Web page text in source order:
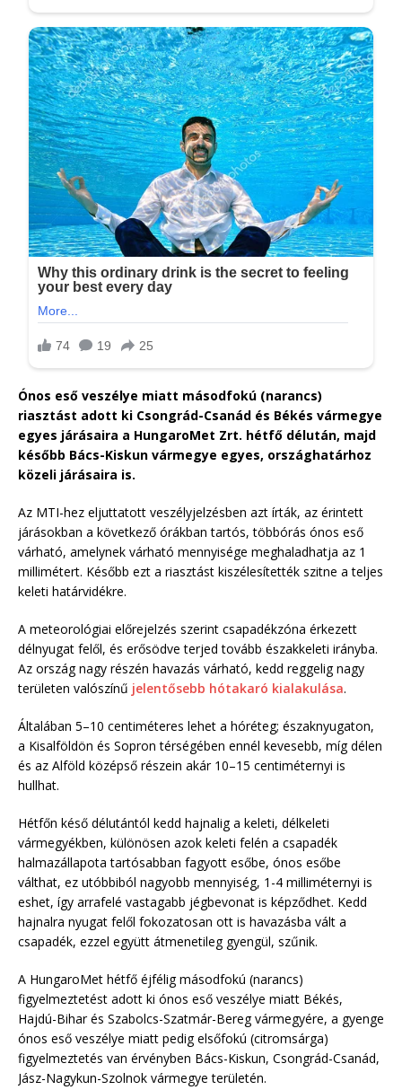
Ónos eső veszélye miatt másodfokú (narancs)
riasztást adott ki Csongrád-Csanád és Békés vármegye
egyes járásaira a HungaroMet Zrt. hétfő délután, majd
később Bács-Kiskun vármegye egyes, országhatárhoz
közeli járásaira is.
Az MTI-hez eljuttatott veszélyjelzésben azt írták, az érintett
járásokban a következő órákban tartós, többórás ónos eső
várható, amelynek várható mennyisége meghaladhatja az 1
millimétert. Később ezt a riasztást kiszélesítették szitne a teljes
keleti határvidékre.
A meteorológiai előrejelzés szerint csapadékzóna érkezett
délnyugat felől, és erősödve terjed tovább északkeleti irányba.
Az ország nagy részén havazás várható, kedd reggelig nagy
területen valószínű jelentősebb hótakaró kialakulása.
Általában 5–10 centiméteres lehet a hóréteg; északnyugaton,
a Kisalföldön és Sopron térségében ennél kevesebb, míg délen
és az Alföld középső részein akár 10–15 centiméternyi is
hullhat.
Hétfőn késő délutántól kedd hajnalig a keleti, délkeleti
vármegyékben, különösen azok keleti felén a csapadék
halmazállapota tartósabban fagyott esőbe, ónos esőbe
válthat, ez utóbbiból nagyobb mennyiség, 1-4 milliméternyi is
eshet, így arrafelé vastagabb jégbevonat is képződhet. Kedd
hajnalra nyugat felől fokozatosan ott is havazásba vált a
csapadék, ezzel együtt átmenetileg gyengül, szűnik.
A HungaroMet hétfő éjfélig másodfokú (narancs)
figyelmeztetést adott ki ónos eső veszélye miatt Békés,
Hajdú-Bihar és Szabolcs-Szatmár-Bereg vármegyére, a gyenge
ónos eső veszélye miatt pedig elsőfokú (citromsárga)
figyelmeztetés van érvényben Bács-Kiskun, Csongrád-Csanád,
Jász-Nagykun-Szolnok vármegye területén.